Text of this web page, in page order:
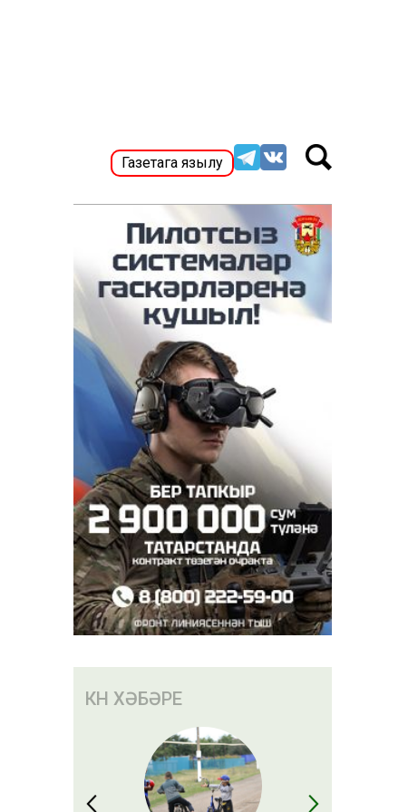
Газетага язылу
КӨН ХӘБӘРЕ